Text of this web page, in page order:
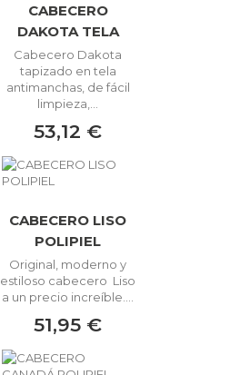
CABECERO
DAKOTA TELA
Cabecero Dakota
tapizado en tela
antimanchas, de fácil
limpieza,...
53,12 €
CABECERO LISO
POLIPIEL
Original, moderno y
estiloso cabecero Liso
a un precio increíble....
51,95 €